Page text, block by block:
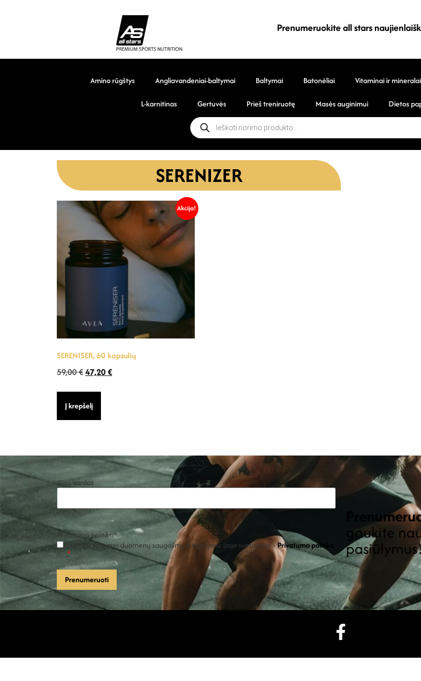
Prenumeruokite all stars naujienlaiškį!
Amino rūgštys Angliavandeniai-baltymai Baltymai Batonėliai Vitaminai ir mineralai
L-karnitinas Gertuvės Prieš treniruotę Masės auginimui Dietos
SERENIZER
Akcija!
SERENISER, 60 kapsulių
59,00€47,20€
Į krepšelį
Jūsų vardas
Privatumo politika*
Sutinku su mano duomenų saugojimu ir tvarkymu šioje svetainėje. -Privatumo politika
*
gaukite